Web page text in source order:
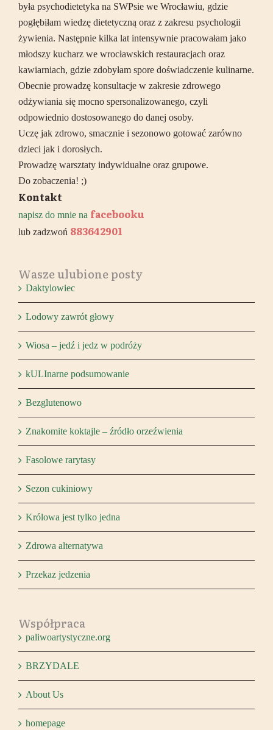
była psychodietetyka na SWPsie we Wrocławiu, gdzie
pogłębiłam wiedzę dietetyczną oraz z zakresu psychologii
żywienia. Następnie kilka lat intensywnie pracowałam jako
młodszy kucharz we wrocławskich restauracjach oraz
kawiarniach, gdzie zdobyłam spore doświadczenie kulinarne.
Obecnie prowadzę konsultacje w zakresie zdrowego
odżywiania się mocno spersonalizowanego, czyli
odpowiednio dostosowanego do danej osoby.
Uczę jak zdrowo, smacznie i sezonowo gotować zarówno
dzieci jak i dorosłych.
Prowadzę warsztaty indywidualne oraz grupowe.
Do zobaczenia! ;)
Kontakt
napisz do mnie na facebooku
lub zadzwoń 883642901
Wasze ulubione posty
Daktylowiec
Lodowy zawrót głowy
Wiosa – jedź i jedz w podróży
kULInarne podsumowanie
Bezglutenowo
Znakomite koktajle – źródło orzeźwienia
Fasolowe rarytasy
Sezon cukiniowy
Królowa jest tylko jedna
Zdrowa alternatywa
Przekaz jedzenia
Współpraca
paliwoartystyczne.org
BRZYDALE
About Us
homepage